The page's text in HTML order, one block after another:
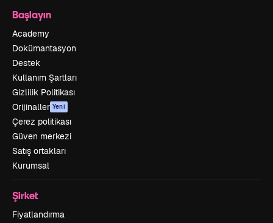
Başlayın
Academy
Dokümantasyon
Destek
Kullanım Şartları
Gizlilik Politikası
Orijinaller Yeni
Çerez politikası
Güven merkezi
Satış ortakları
Kurumsal
Şirket
Fiyatlandırma